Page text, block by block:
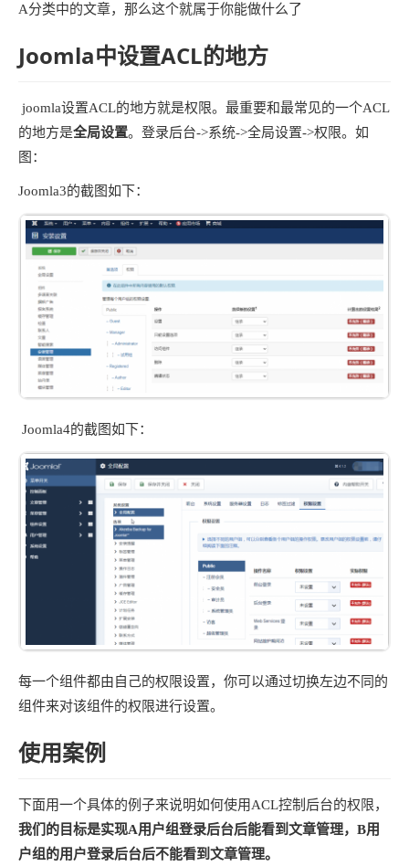
A分类中的文章，那么这个就属于你能做什么了
Joomla中设置ACL的地方
joomla设置ACL的地方就是权限。最重要和最常见的一个ACL
的地方是全局设置。登录后台->系统->全局设置->权限。如
图：
Joomla3的截图如下：
Joomla4的截图如下：
每一个组件都由自己的权限设置，你可以通过切换左边不同的
组件来对该组件的权限进行设置。
使用案例
下面用一个具体的例子来说明如何使用ACL控制后台的权限，
我们的目标是实现A用户组登录后台后能看到文章管理，B用
户组的用户登录后台后不能看到文章管理。